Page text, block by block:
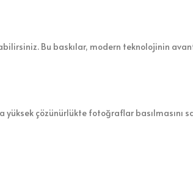
Bu baskılar, modern teknolojinin
çözünürlükte fotoğraflar basılmasını